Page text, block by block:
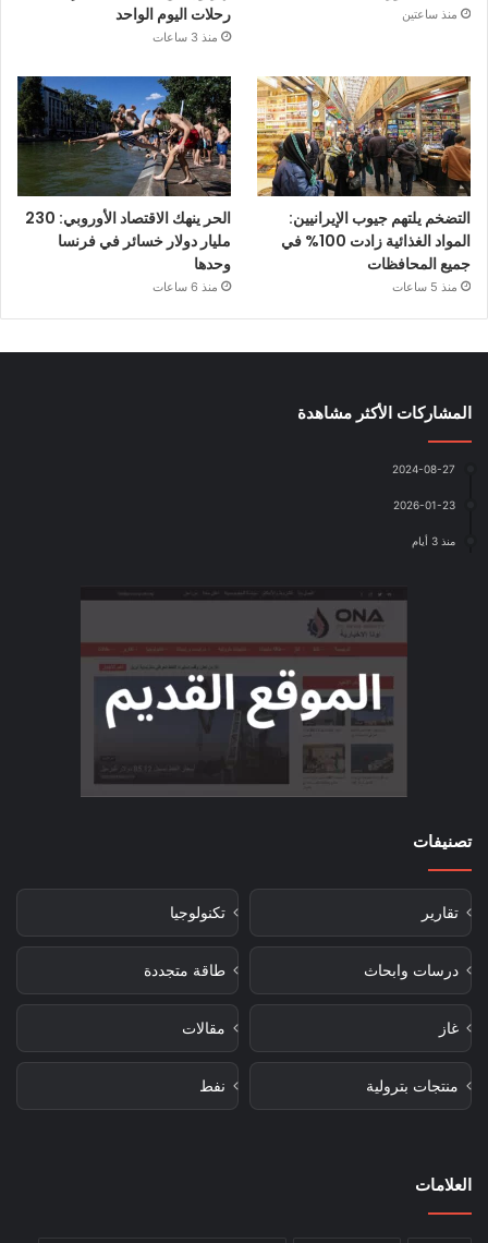
منذ ساعتين
رحلات اليوم الواحد
منذ 3 ساعات
التضخم يلتهم جيوب الإيرانيين:
المواد الغذائية زادت 100% في
جميع المحافظات
منذ 5 ساعات
الحر ينهك الاقتصاد الأوروبي: 230
مليار دولار خسائر في فرنسا
وحدها
منذ 6 ساعات
المشاركات الأكثر مشاهدة
2024-08-27
2026-01-23
منذ 3 أيام
تصنيفات
تقارير تكنولوجيا
درسات وابحاث طاقة متجددة
غاز مقالات
منتجات بترولية نفط
العلامات